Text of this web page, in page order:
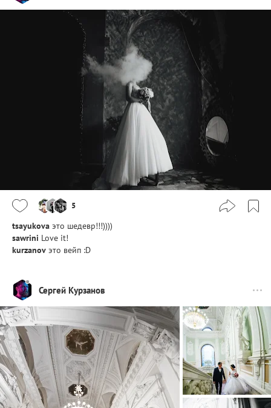
5
tsayukova это шедевр!!!))))
sawrini Love it!
kurzanov это вейп :D
Сергей Курзанов